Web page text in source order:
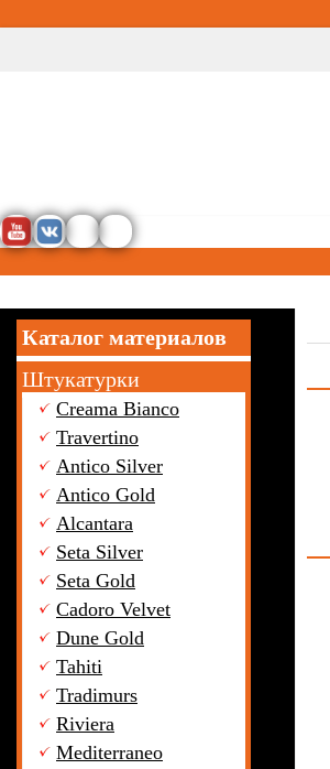
Перейти
Каталог материалов
Штукатурки
Creama Bianco
Travertino
Antico Silver
Antico Gold
Alcantara
Seta Silver
Seta Gold
Cadoro Velvet
Dune Gold
Tahiti
Tradimurs
Riviera
Mediterraneo